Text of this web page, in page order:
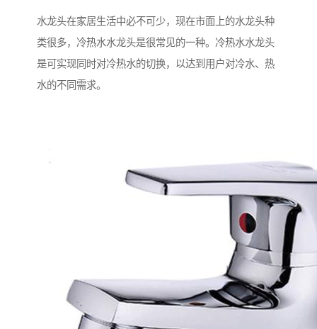
水龙头在家居生活中必不可少，现在市面上的水龙头种
类很多，冷热水水龙头是很常见的一种。冷热水水龙头
是可实现同时对冷热水的切换，以达到用户对冷水、热
水的不同需求。